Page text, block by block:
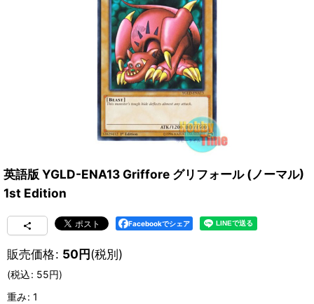
英語版 YGLD-ENA13 Griffore グリフォール (ノーマル)
1st Edition
Facebookでシェア
販売価格: 50円(税別)
(税込: 55円)
重み: 1